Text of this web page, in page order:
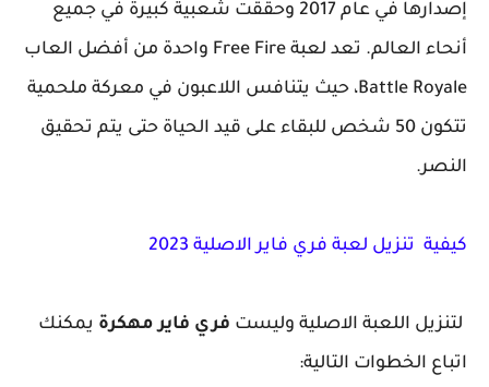
إصدارها في عام 2017 وحققت شعبية كبيرة في جميع
أنحاء العالم. تعد لعبة Free Fire واحدة من أفضل العاب
Battle Royale، حيث يتنافس اللاعبون في معركة ملحمية
تتكون 50 شخص للبقاء على قيد الحياة حتى يتم تحقيق
النصر.
كيفية تنزيل لعبة فري فاير الاصلية 2023
لتنزيل اللعبة الاصلية وليست فري فاير مهكرة يمكنك
اتباع الخطوات التالية: